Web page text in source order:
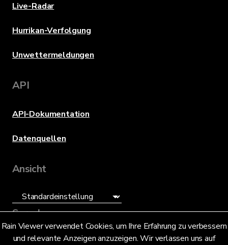
Rain Viewer verwendet Cookies, um Ihre Erfahrung zu verbessern
und relevante Anzeigen anzuzeigen. Wir verlassen uns auf
Live-Radar
Hurrikan-Verfolgung
Unwettermeldungen
API
API-Dokumentation
Datenquellen
Ansicht
Sprache
Deutsch (DE)